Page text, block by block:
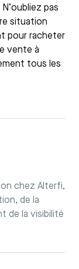
pas
situation
pour racheter
vente à
tous les
chez Alterfi,
de la
de la visibilité